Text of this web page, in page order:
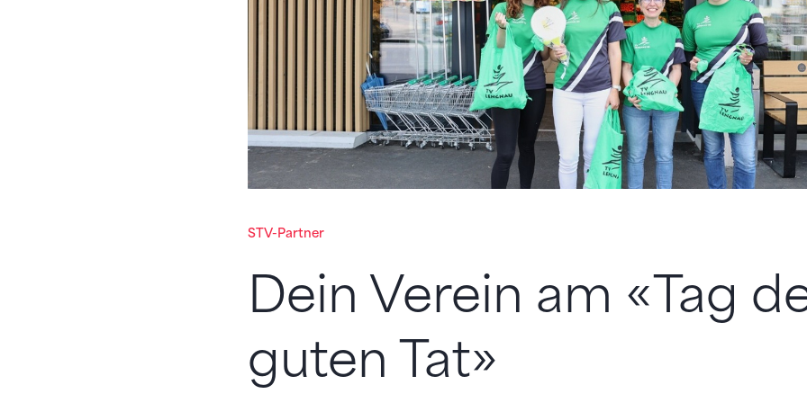
STV-Partner
Dein Verein am «Tag
guten Tat»